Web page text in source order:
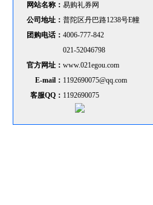
网站名称：易购礼券网
公司地址：普陀区丹巴路1238号E幢
团购电话：4006-777-842
021-52046798
官方网址：www.021egou.com
E-mail： 1192690075@qq.com
客服QQ： 1192690075